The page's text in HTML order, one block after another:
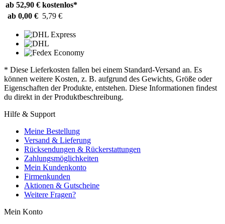
ab 52,90 € kostenlos*
ab 0,00 € 5,79 €
* Diese Lieferkosten fallen bei einem Standard-Versand an. Es
können weitere Kosten, z. B. aufgrund des Gewichts, Größe oder
Eigenschaften der Produkte, entstehen. Diese Informationen findest
du direkt in der Produktbeschreibung.
Hilfe & Support
Meine Bestellung
Versand & Lieferung
Rücksendungen & Rückerstattungen
Zahlungsmöglichkeiten
Mein Kundenkonto
Firmenkunden
Aktionen & Gutscheine
Weitere Fragen?
Mein Konto